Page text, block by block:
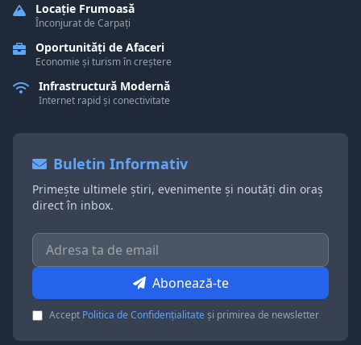
Locație Frumoasă
Înconjurat de Carpați
Oportunități de Afaceri
Economie și turism în creștere
Infrastructură Modernă
Internet rapid și conectivitate
Buletin Informativ
Primește ultimele știri, evenimente și noutăți din oraș
direct în inbox.
Abonează-te
Accept Politica de Confidențialitateși primirea de newsletter